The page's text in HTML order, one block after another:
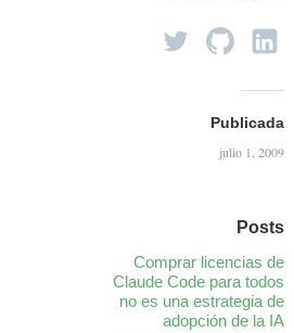
Publicada
julio 1, 2009
Posts
Comprar licencias de
Claude Code para todos
no es una estrategia de
adopción de la IA